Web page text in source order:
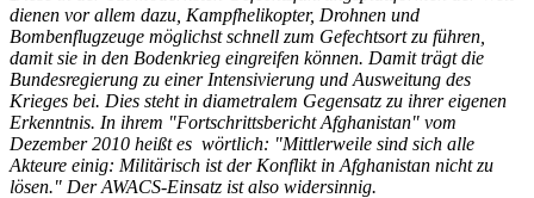
dienen vor allem dazu, Kampfhelikopter, Drohnen und
Bombenflugzeuge möglichst schnell zum Gefechtsort zu führen,
damit sie in den Bodenkrieg eingreifen können. Damit trägt die
Bundesregierung zu einer Intensivierung und Ausweitung des
Krieges bei. Dies steht in diametralem Gegensatz zu ihrer eigenen
Erkenntnis. In ihrem "Fortschrittsbericht Afghanistan" vom
Dezember 2010 heißt es wörtlich: "Mittlerweile sind sich alle
Akteure einig: Militärisch ist der Konflikt in Afghanistan nicht zu
lösen." Der AWACS-Einsatz ist also widersinnig.